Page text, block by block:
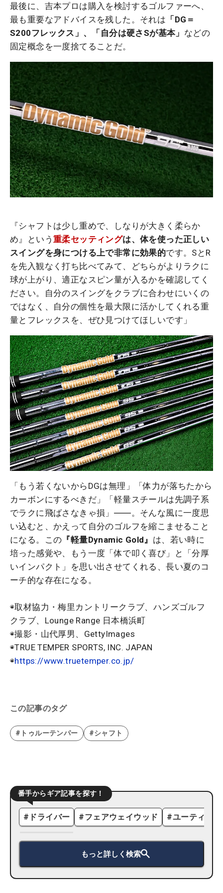
最後に、吉本プロは購入を検討するゴルファーへ、
最も重要なアドバイスを残した。それは 「DG＝
S200フレックス」、「自分は硬さSが基本」 などの
固定概念を一度捨てることだ。
『シャフトは少し重めで、しなりが大きく柔らか
め』という 重柔セッティングは、体を使った正しい
スイングを身につける上で非常に効果的です。SとR
を先入観なく打ち比べてみて、どちらがよりラクに
球が上がり、適正なスピン量が入るかを確認してく
ださい。自分のスイングをクラブに合わせにいくの
ではなく、自分の個性を最大限に活かしてくれる重
量とフレックスを、ぜひ見つけてほしいです」
「もう若くないからDGは無理」「体力が落ちたから
カーボンにするべきだ」「軽量スチールは先調子系
でラクに飛ばさなきゃ損」――。そんな風に一度思
い込むと、かえって自分のゴルフを縮こませること
になる。この 『軽量Dynamic Gold』 は、若い時に
培った感覚や、もう一度「体で叩く喜び」と「分厚
いインパクト」を思い出させてくれる、長い夏のコ
ーチ的な存在になる。
◉取材協力・梅里カントリークラブ、ハンズゴルフ
クラブ、Lounge Range 日本橋浜町
◉撮影・山代厚男、GettyImages
◉TRUE TEMPER SPORTS, INC. JAPAN
◉https://www.truetemper.co.jp/
この記事のタグ
#トゥルーテンパー #シャフト
番手からギア記事を探す！
# ドライバー #フェアウェイウッド #ユーティリ
もっと詳しく検索